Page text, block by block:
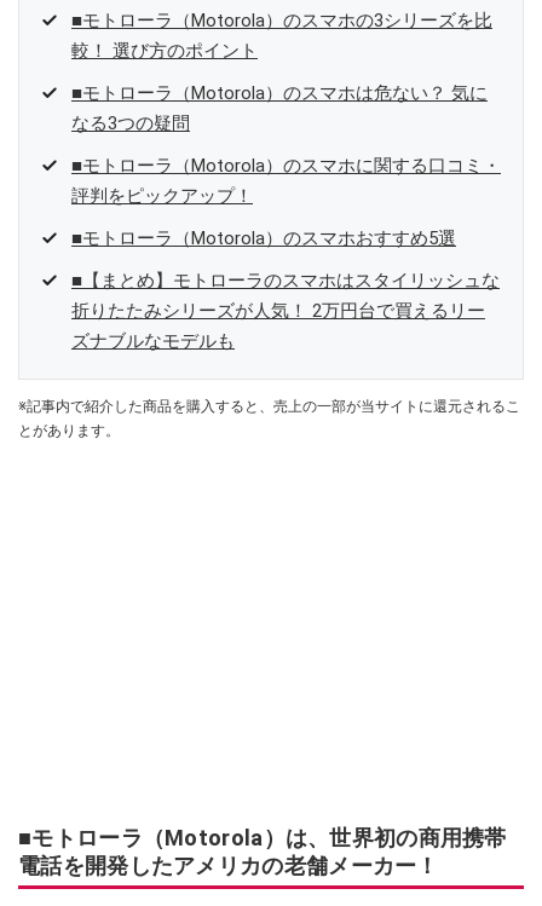
■モトローラ（Motorola）のスマホの3シリーズを比
較！ 選び方のポイント
■モトローラ（Motorola）のスマホは危ない？ 気に
なる3つの疑問
■モトローラ（Motorola）のスマホに関する口コミ・
評判をピックアップ！
■モトローラ（Motorola）のスマホおすすめ5選
■【まとめ】モトローラのスマホはスタイリッシュな
折りたたみシリーズが人気！ 2万円台で買えるリー
ズナブルなモデルも
※記事内で紹介した商品を購入すると、売上の一部が当サイトに還元されるこ
とがあります。
■モトローラ（Motorola）は、世界初の商用携帯
電話を開発したアメリカの老舗メーカー！